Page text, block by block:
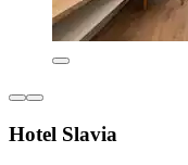
Hotel Slavia